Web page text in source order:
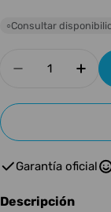
○Consultar
Disminuir
Garantía oficial
Descripción